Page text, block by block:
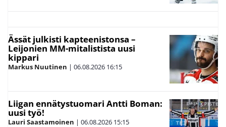
Ässät julkisti kapteenistonsa –
Leijonien MM-mitalistista uusi
kippari
Markus Nuutinen | 06.08.2026 16:15
Liigan ennätystuomari Antti Boman:
uusi työ!
Lauri Saastamoinen | 06.08.2026 15:15